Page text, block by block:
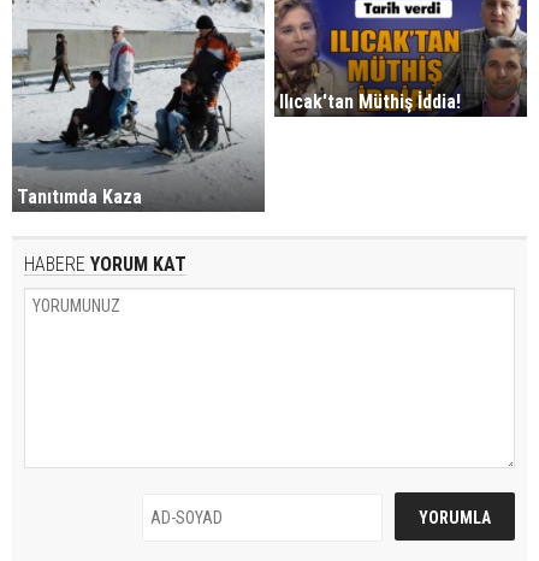
Tanıtımda Kaza
Ilıcak'tan Müthiş İddia!
HABERE YORUM KAT